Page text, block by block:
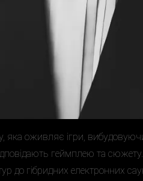
оживляє ігри, вибудовуючи
геймплею та
до гібридних електронних